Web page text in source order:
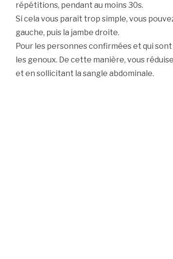
répétitions, pendant au moins 30s.
Si cela vous paraît trop simple, vous
gauche, puis la jambe droite.
Pour les personnes confirmées et qui
les genoux. De cette manière, vous
et en sollicitant la sangle abdominale.